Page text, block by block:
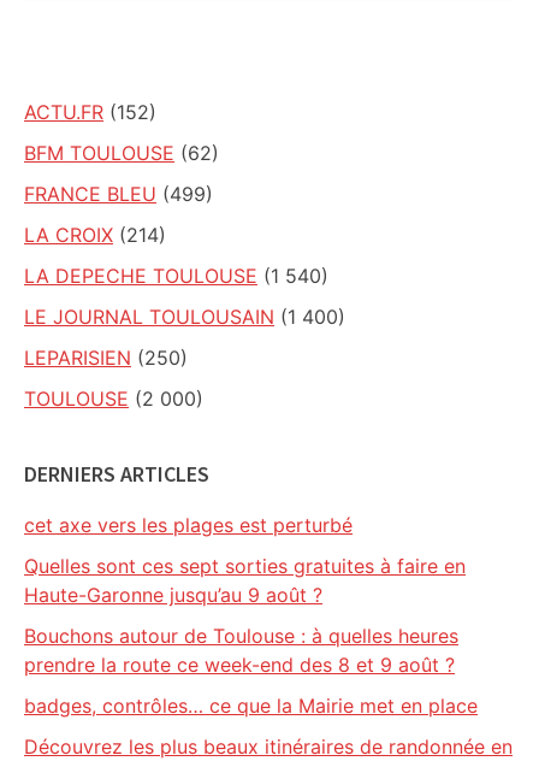
ACTU.FR (152)
BFM TOULOUSE (62)
FRANCE BLEU (499)
LA CROIX (214)
LA DEPECHE TOULOUSE (1 540)
LE JOURNAL TOULOUSAIN (1 400)
LEPARISIEN (250)
TOULOUSE (2 000)
DERNIERS ARTICLES
cet axe vers les plages est perturbé
Quelles sont ces sept sorties gratuites à faire en
Haute-Garonne jusqu’au 9 août ?
Bouchons autour de Toulouse : à quelles heures
prendre la route ce week-end des 8 et 9 août ?
badges, contrôles… ce que la Mairie met en place
Découvrez les plus beaux itinéraires de randonnée en